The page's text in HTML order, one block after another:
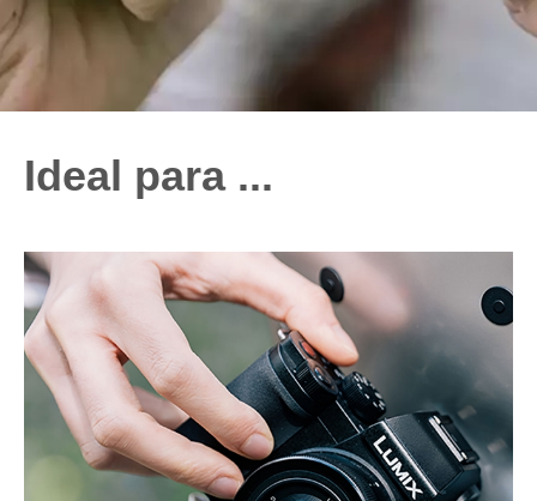
Ideal para ...